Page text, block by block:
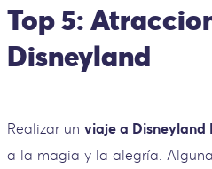
Top 5:
Disneyland
Realizar un viaje a Disneyland
a la magia y la alegría.